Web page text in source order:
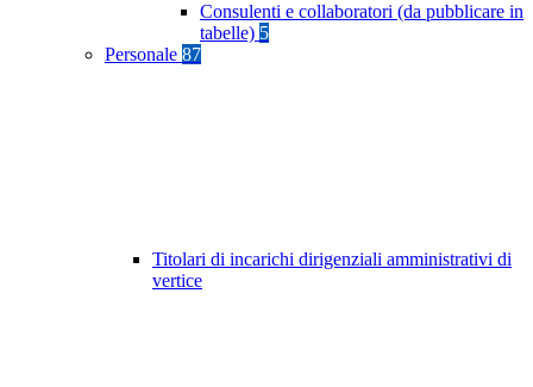
Consulenti e collaboratori (da pubblicare in
tabelle) 5
Personale 87
Titolari di incarichi dirigenziali amministrativi di
vertice